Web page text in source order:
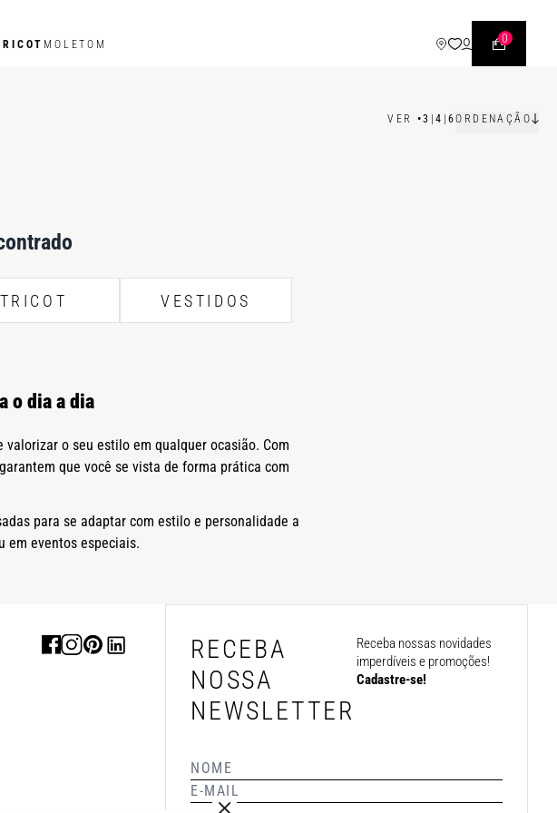
MOLETOM 0
VER •3 |4 | 6ORDENAÇÃO
TRICOT VESTIDOS
o dia a dia
o seu estilo em qualquer ocasião. Com
que você se vista de forma prática com
para se adaptar com estilo e personalidade a
em eventos especiais.
e a elegância que você precisa no seu dia a dia? Então,
opções mais básicas até as mais sofisticadas, você
das peças-chave de uma produção elegante.
facilmente com diferentes tipos de calças, shorts e
para acompanhar qualquer evento.
RECEBA
NOSSA
NEWSLETTER
Receba nossas novidades
imperdíveis e promoções!
Cadastre-se!